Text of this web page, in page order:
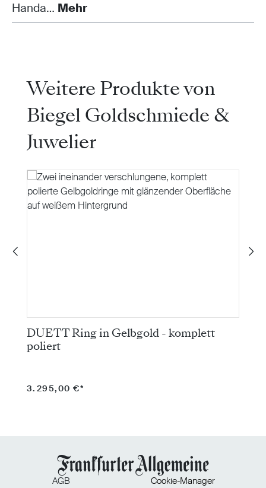
Handa… Mehr
Produktgalerie überspringen
Weitere Produkte von
Biegel Goldschmiede &
Juwelier
DUETT Ring in Gelbgold - komplett
poliert
3.295,00 €*
AGB Cookie-Manager